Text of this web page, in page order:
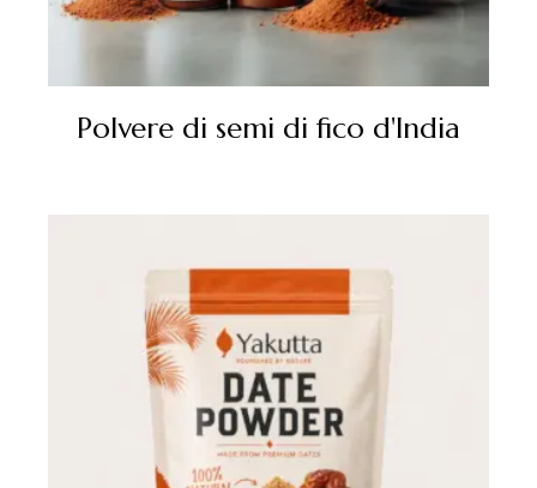
Polvere di semi di fico d'India